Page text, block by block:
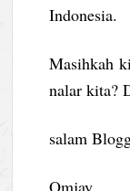
Indonesia.
Masihkah
nalar kita?
salam
Omjay